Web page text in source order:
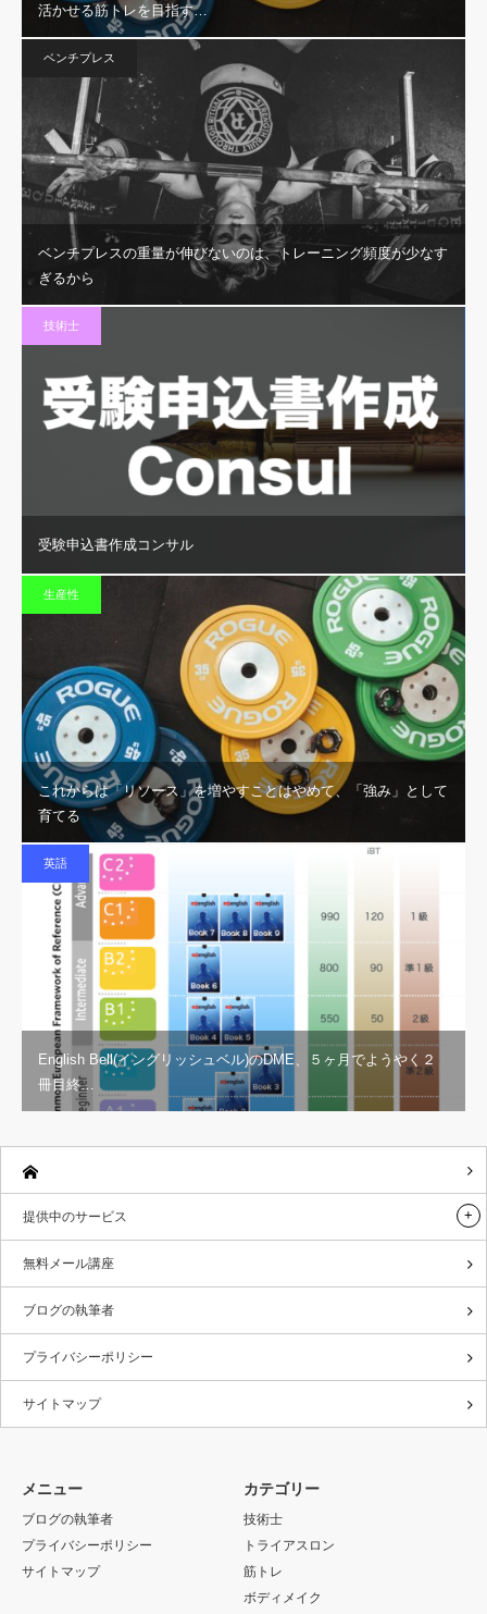
活かせる筋トレを目指す…
ベンチプレス
ベンチプレスの重量が伸びないのは、トレーニング頻度が少なす
ぎるから
技術士
受験申込書作成コンサル
生産性
これからは「リソース」を増やすことはやめて、「強み」として
育てる
英語
English Bell(イングリッシュベル)のDME、５ヶ月でようやく２
冊目終…
提供中のサービス
無料メール講座
ブログの執筆者
プライバシーポリシー
サイトマップ
メニュー
ブログの執筆者
プライバシーポリシー
サイトマップ
カテゴリー
技術士
トライアスロン
筋トレ
ボディメイク